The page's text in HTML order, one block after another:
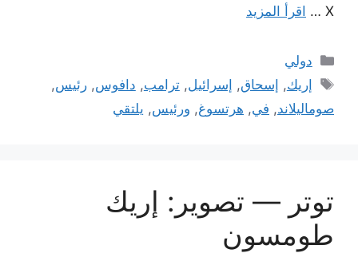
X …
اقرأ المزيد
التصنيفات
دولي
الوسوم
إريك, إسحاق, إسرائيل,ترامب, دافوس,رئيس,
صوماليلاند, في, هرتسوغ, ورئيس, يلتقي
توتر — تصوير: إريك
طومسون